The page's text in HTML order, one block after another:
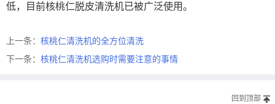
低，目前核桃仁脱皮清洗机已被广泛使用。
上一条： 核桃仁清洗机的全方位清洗
下一条： 核桃仁清洗机选购时需要注意的事情
回到顶部